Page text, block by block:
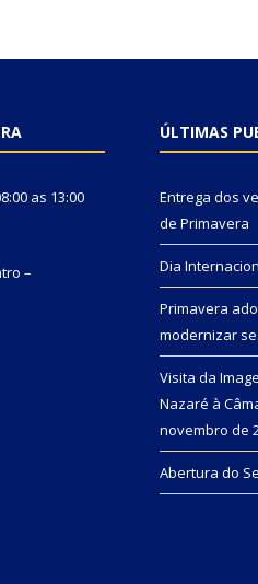
as 13:00
–
ÚLTIMAS
Entrega dos
de Primavera
Dia
Primavera
modernizar
Visita da
Nazaré à
novembro de
Abertura do